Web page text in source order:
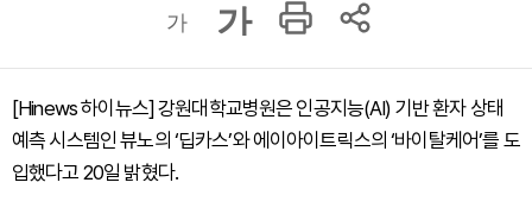
가 가
[Hinews 하이뉴스] 강원대학교병원은 인공지능(AI) 기반 환자 상태
예측 시스템인 뷰노의 ‘딥카스’와 에이아이트릭스의 ‘바이탈케어’를 도
입했다고 20일 밝혔다.